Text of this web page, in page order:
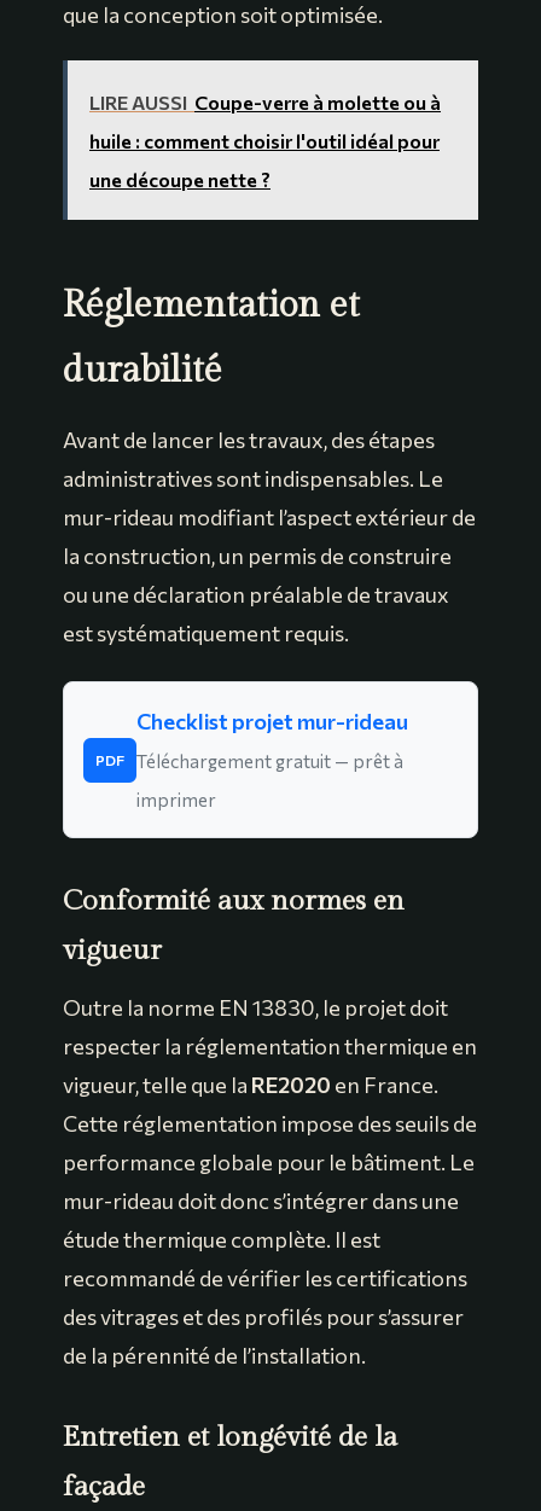
que la conception soit optimisée.
LIRE AUSSI Coupe-verre à molette ou à
huile : comment choisir l'outil idéal pour
une découpe nette ?
Réglementation et
durabilité
Avant de lancer les travaux, des étapes
administratives sont indispensables. Le
mur-rideau modifiant l’aspect extérieur de
la construction, un permis de construire
ou une déclaration préalable de travaux
est systématiquement requis.
PDF
Checklist projet mur-rideau
Téléchargement gratuit — prêt à
imprimer
Conformité aux normes en
vigueur
Outre la norme EN 13830, le projet doit
respecter la réglementation thermique en
vigueur, telle que la RE2020 en France.
Cette réglementation impose des seuils de
performance globale pour le bâtiment. Le
mur-rideau doit donc s’intégrer dans une
étude thermique complète. Il est
recommandé de vérifier les certifications
des vitrages et des profilés pour s’assurer
de la pérennité de l’installation.
Entretien et longévité de la
façade